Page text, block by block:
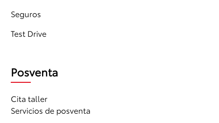
Seguros
Test Drive
Posventa
Cita taller
Servicios de posventa